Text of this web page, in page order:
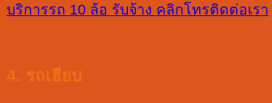
บริการรถ 10 ล้อ รับจ้าง คลิกโทรติดต่อเรา
4. รถเฮียบ